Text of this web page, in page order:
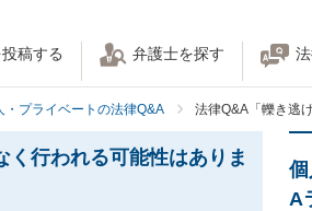
稿する 弁護士を探す
・プライベートの法律Q&A 法律Q&A「轢き逃
行われる可能性はありま
A